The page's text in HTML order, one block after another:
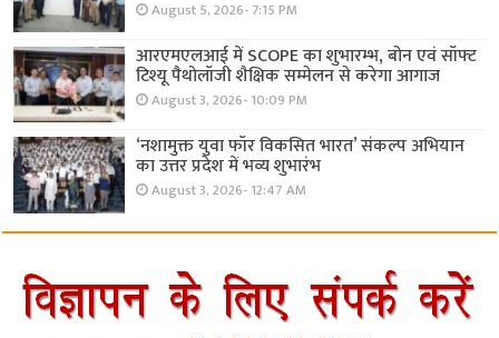
August 5, 2026- 7:15 PM
आरएमएलआई में SCOPE का शुभारम्भ, बोन एवं सॉफ्ट
टिश्यू पैथोलॉजी शैक्षिक सम्मेलन से करेगा आगाज
August 3, 2026- 10:09 PM
‘नशामुक्त युवा फॉर विकसित भारत’ संकल्प अभियान
का उत्तर प्रदेश में भव्य शुभारंभ
August 3, 2026- 12:47 AM